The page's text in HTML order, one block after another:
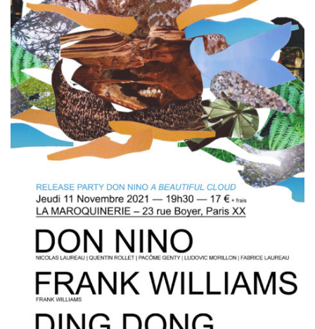
CATALOGUE
VIDÉOS
KOOL BIRDS
OUVRÉ